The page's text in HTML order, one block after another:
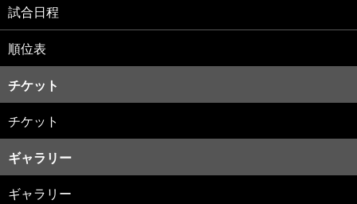
試合日程
順位表
チケット
チケット
ギャラリー
ギャラリー